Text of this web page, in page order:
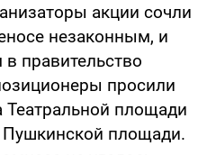
акции сочли
незаконным, и
правительство
просили
Театральной площади
Пушкинской площади.